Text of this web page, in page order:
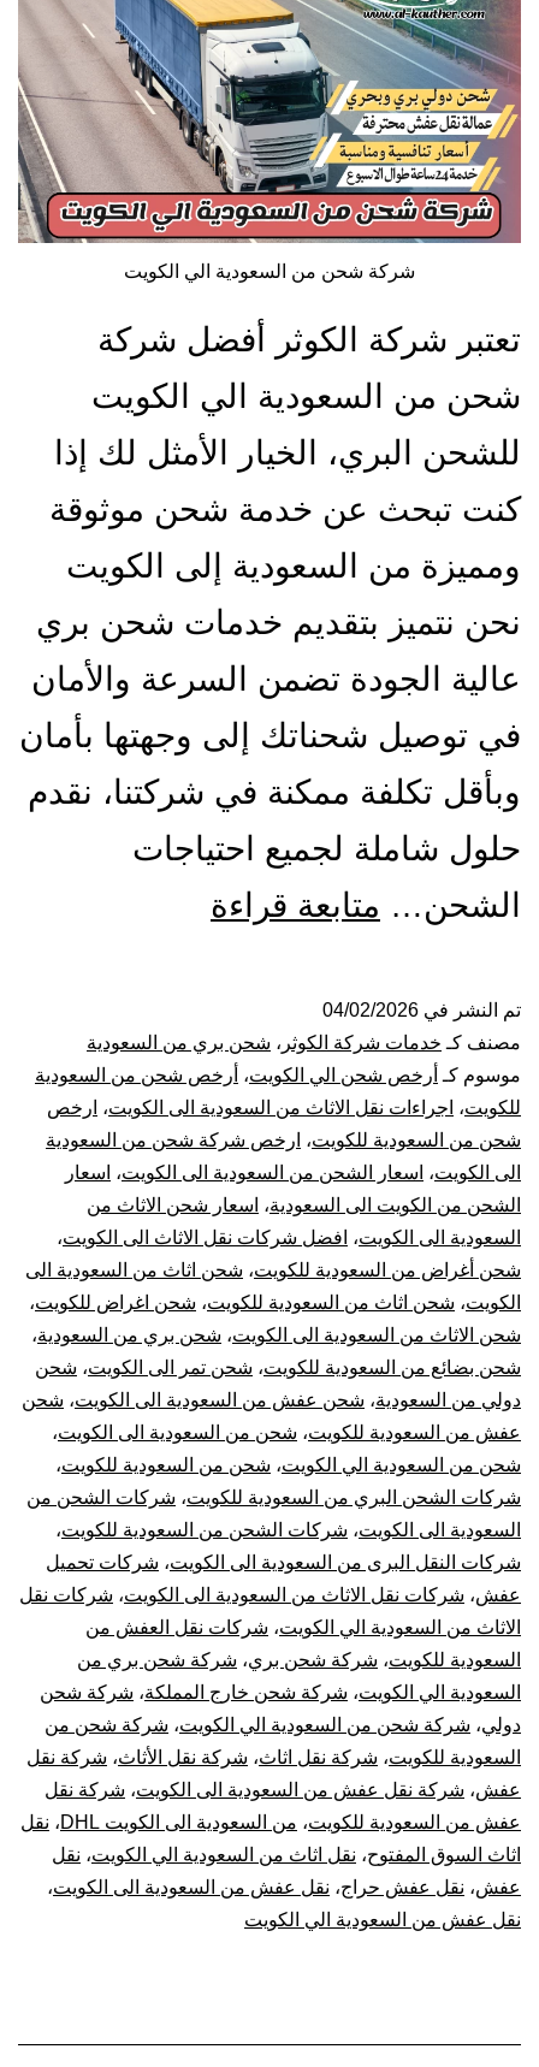
شركة شحن من السعودية الي الكويت
تعتبر شركة الكوثر أفضل شركة
شحن من السعودية الي الكويت
للشحن البري، الخيار الأمثل لك إذا
كنت تبحث عن خدمة شحن موثوقة
ومميزة من السعودية إلى الكويت
نحن نتميز بتقديم خدمات شحن بري
عالية الجودة تضمن السرعة والأمان
في توصيل شحناتك إلى وجهتها بأمان
وبأقل تكلفة ممكنة في شركتنا، نقدم
حلول شاملة لجميع احتياجات
الشحن… متابعة قراءة
السعودية
الي
الكويت
|
نقل
عفش
من
السعودية
للكويت
تم النشر في 04/02/2026
مصنف كـ خدمات شركة الكوثر ، شحن بري من السعودية
موسوم كـ أرخص شحن الي الكويت، أرخص شحن من السعودية
للكويت، اجراءات نقل الاثاث من السعودية الى الكويت، ارخص
شحن من السعودية للكويت، ارخص شركة شحن من السعودية
الى الكويت، اسعار الشحن من السعودية الى الكويت، اسعار
الشحن من الكويت الى السعودية، اسعار شحن الاثاث من
السعودية الى الكويت، افضل شركات نقل الاثاث الى الكويت،
شحن أغراض من السعودية للكويت، شحن اثاث من السعودية الى
الكويت، شحن اثاث من السعودية للكويت، شحن اغراض للكويت،
شحن الاثاث من السعودية الى الكويت، شحن بري من السعودية،
شحن بضائع من السعودية للكويت، شحن تمر الى الكويت، شحن
دولي من السعودية، شحن عفش من السعودية الى الكويت، شحن
عفش من السعودية للكويت، شحن من السعودية الى الكويت،
شحن من السعودية الي الكويت، شحن من السعودية للكويت،
شركات الشحن البري من السعودية للكويت، شركات الشحن من
السعودية الى الكويت، شركات الشحن من السعودية للكويت،
شركات النقل البرى من السعودية الى الكويت، شركات تحميل
عفش، شركات نقل الاثاث من السعودية الى الكويت، شركات نقل
الاثاث من السعودية الي الكويت، شركات نقل العفش من
السعودية للكويت، شركة شحن بري، شركة شحن بري من
السعودية الي الكويت، شركة شحن خارج المملكة، شركة شحن
دولي، شركة شحن من السعودية الي الكويت، شركة شحن من
السعودية للكويت، شركة نقل اثاث، شركة نقل الأثاث، شركة نقل
عفش، شركة نقل عفش من السعودية الى الكويت، شركة نقل
عفش من السعودية للكويت، من السعودية الى الكويت DHL ، نقل
اثاث السوق المفتوح، نقل اثاث من السعودية الي الكويت، نقل
عفش، نقل عفش حراج، نقل عفش من السعودية الى الكويت،
نقل عفش من السعودية الي الكويت